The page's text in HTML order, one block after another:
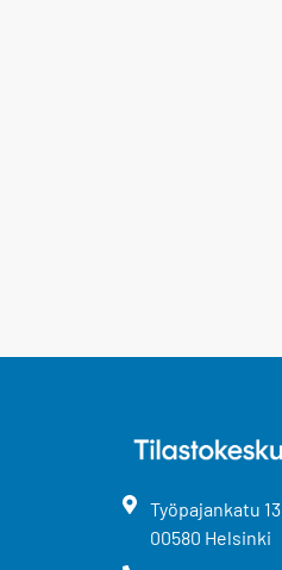
Työpajankatu 13
00580 Helsinki